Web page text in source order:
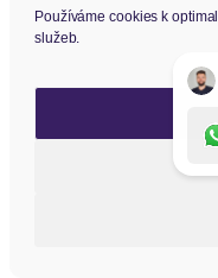
Používáme cookies k
služeb.
Základní
Záruka vrácení peněz
Ochrana osobních